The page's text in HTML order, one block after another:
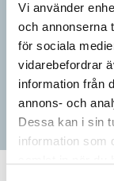
Vi använder
och annonserna
för sociala
vidarebefordrar
information från
annons- och
Dessa kan i sin
information som
– Vinnarna visar
kommunslogan
kommunen med